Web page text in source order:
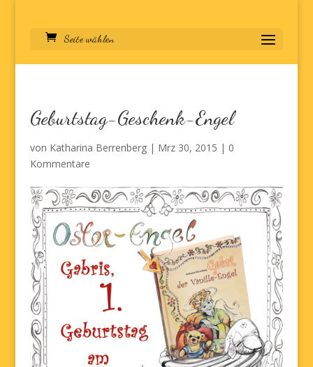
Seite wählen
Geburtstag-Geschenk-Engel
von Katharina Berrenberg| Mrz 30, 2015 | 0
Kommentare